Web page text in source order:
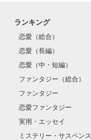
          「辛い思いをされたくない」
ランキング
恋愛（総合）
恋愛（長編）
恋愛（中・短編）
ファンタジー（総合）
ファンタジー
恋愛ファンタジー
実用・エッセイ
ミステリー・サスペンス